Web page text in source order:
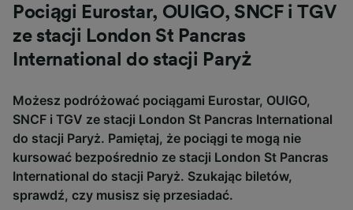
Pociągi Eurostar, OUIGO, SNCF i TGV
ze stacji London St Pancras
International do stacji Paryż
Możesz podróżować pociągami Eurostar, OUIGO,
SNCF i TGV ze stacji London St Pancras International
do stacji Paryż. Pamiętaj, że pociągi te mogą nie
kursować bezpośrednio ze stacji London St Pancras
International do stacji Paryż. Szukając biletów,
sprawdź, czy musisz się przesiadać.